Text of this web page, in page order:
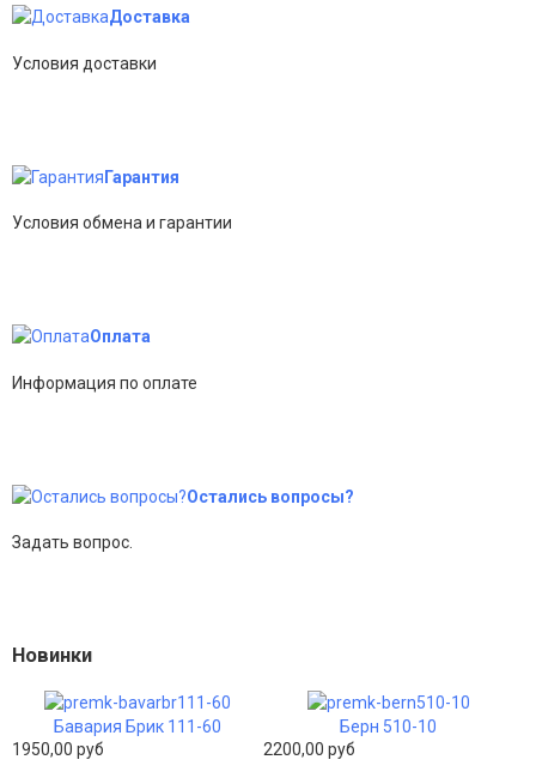
Доставка
Условия доставки
Гарантия
Условия обмена и гарантии
Оплата
Информация по оплате
Остались вопросы?
Задать вопрос.
Новинки
Бавария Брик 111-60
1950,00 руб
Берн 510-10
2200,00 руб